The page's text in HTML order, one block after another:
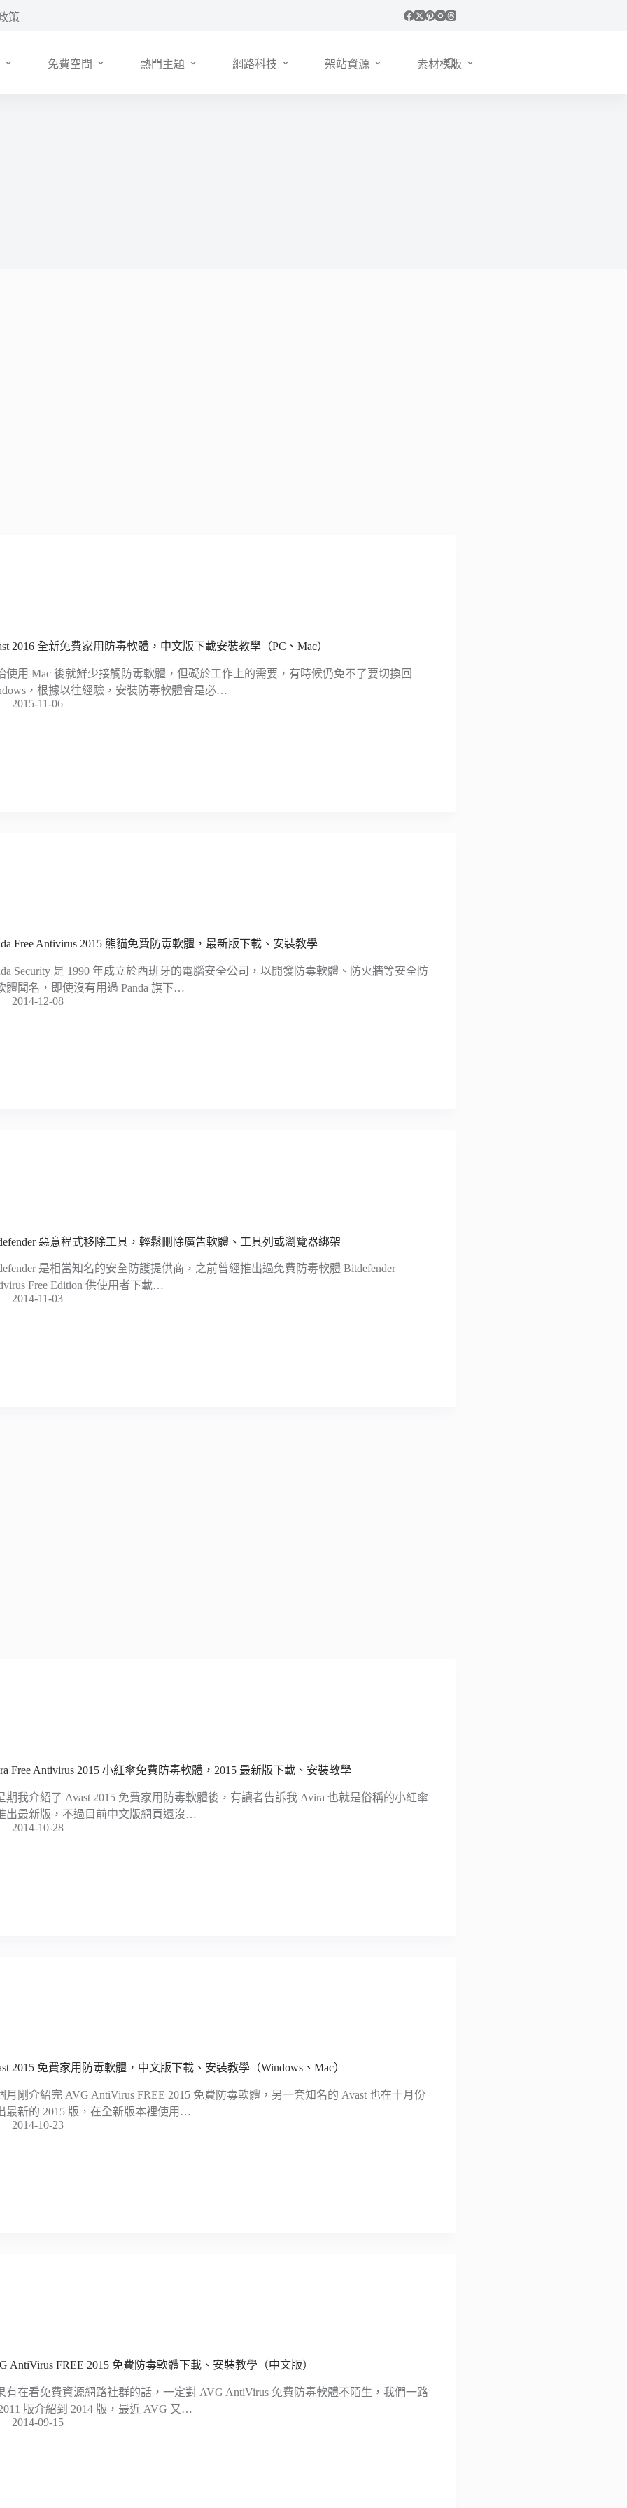
策
免費空間 熱門主題 網路科技 架站資源 素材模版
2016 全新免費家用防毒軟體，中文版下載安裝教學（PC、Mac）
使用 Mac 後就鮮少接觸防毒軟體，但礙於工作上的需要，有時候仍免不了要切換回
，根據以往經驗，安裝防毒軟體會是必…
2015-11-06
Free Antivirus 2015 熊貓免費防毒軟體，最新版下載、安裝教學
Security 是 1990 年成立於西班牙的電腦安全公司，以開發防毒軟體、防火牆等安全防
體聞名，即使沒有用過 Panda 旗下…
2014-12-08
惡意程式移除工具，輕鬆刪除廣告軟體、工具列或瀏覽器綁架
是相當知名的安全防護提供商，之前曾經推出過免費防毒軟體 Bitdefender
Free Edition 供使用者下載…
2014-11-03
Free Antivirus 2015 小紅傘免費防毒軟體，2015 最新版下載、安裝教學
期我介紹了 Avast 2015 免費家用防毒軟體後，有讀者告訴我 Avira 也就是俗稱的小紅傘
出最新版，不過目前中文版網頁還沒…
2014-10-28
2015 免費家用防毒軟體，中文版下載、安裝教學（Windows、Mac）
月剛介紹完 AVG AntiVirus FREE 2015 免費防毒軟體，另一套知名的 Avast 也在十月份
最新的 2015 版，在全新版本裡使用…
2014-10-23
AntiVirus FREE 2015 免費防毒軟體下載、安裝教學（中文版）
有在看免費資源網路社群的話，一定對 AVG AntiVirus 免費防毒軟體不陌生，我們一路
版介紹到 2014 版，最近 AVG 又…
2014-09-15